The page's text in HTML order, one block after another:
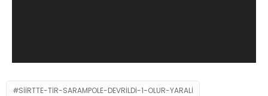
SIIRTTE-TIR-SARAMPOLE-DEVRILDI-1-OLUR-YARALI